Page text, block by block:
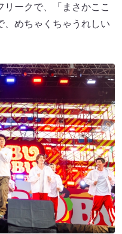
ークで、「まさかここ
、めちゃくちゃうれしい